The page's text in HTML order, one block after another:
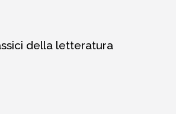
della letteratura